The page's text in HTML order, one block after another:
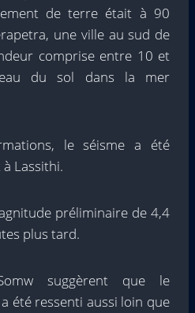
de terre était à 90
une ville au sud de
comprise entre 10 et
du sol dans la mer
le séisme a été
Lassithi.
préliminaire de 4,4
plus tard.
suggèrent que le
été ressenti aussi loin que